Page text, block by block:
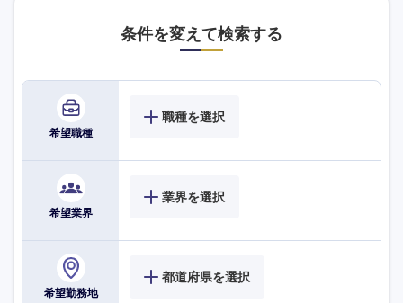
条件を変えて検索する
希望職種
職種を選択
希望業界
業界を選択
希望勤務地
都道府県を選択